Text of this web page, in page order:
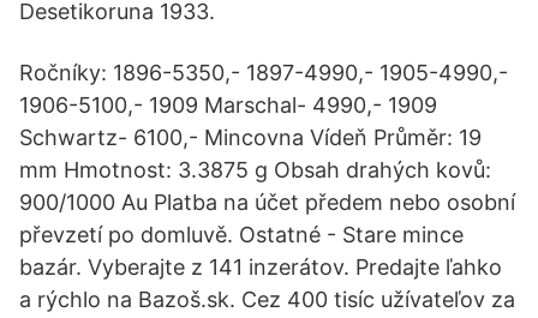
Desetikoruna 1933.
Ročníky: 1896-5350,- 1897-4990,- 1905-4990,-
1906-5100,- 1909 Marschal- 4990,- 1909
Schwartz- 6100,- Mincovna Vídeň Průměr: 19
mm Hmotnost: 3.3875 g Obsah drahých kovů:
900/1000 Au Platba na účet předem nebo osobní
převzetí po domluvě. Ostatné - Stare mince
bazár. Vyberajte z 141 inzerátov. Predajte ľahko
a rýchlo na Bazoš.sk. Cez 400 tisíc užívateľov za